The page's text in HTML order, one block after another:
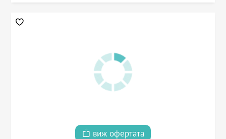
виж офертата